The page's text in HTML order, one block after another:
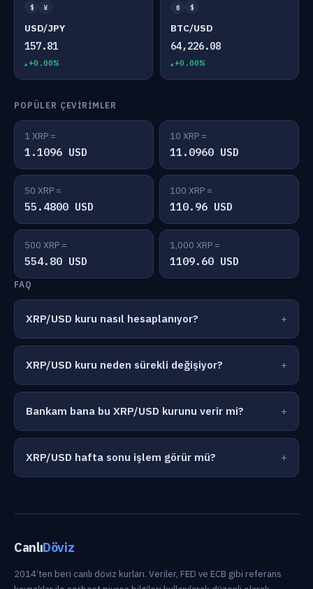
$ ¥
USD/JPY
157.81
+0.00%
₿ $
BTC/USD
64,226.08
+0.00%
POPÜLER ÇEVIRIMLER
1 XRP =
1.1096 USD
10 XRP =
11.0960 USD
50 XRP =
55.4800 USD
100 XRP =
110.96 USD
500 XRP =
554.80 USD
1,000 XRP =
1109.60 USD
FAQ
XRP/USD kuru nasıl hesaplanıyor?
XRP/USD kuru neden sürekli değişiyor?
Bankam bana bu XRP/USD kurunu verir mi?
XRP/USD hafta sonu işlem görür mü?
CanlıDöviz
2014’ten beri canlı döviz kurları. Veriler, FED ve ECB gibi referans